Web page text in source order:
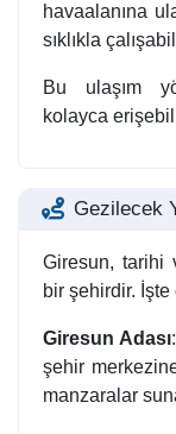
havaalanına
sıklıkla
Bu ulaşım
kolayca
Gezilecek
Giresun, tarihi
bir şehirdir.
Giresun Adası
şehir
manzaralar